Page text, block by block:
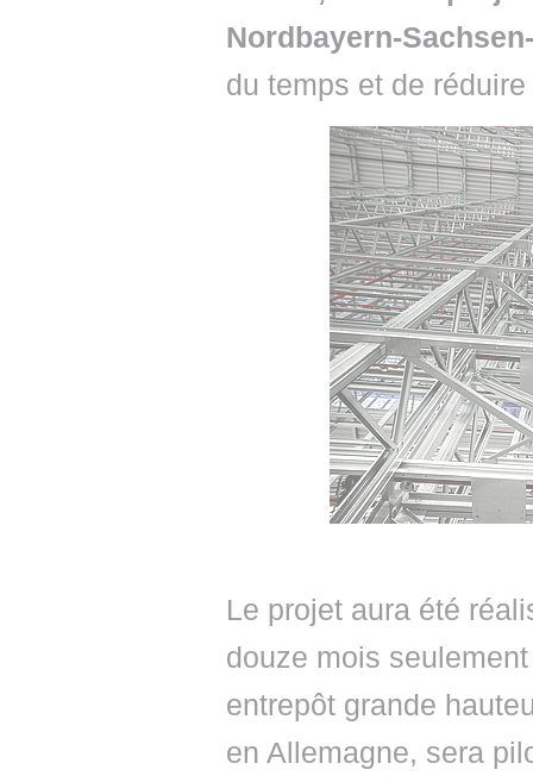
Nordbayern-
du temps et de
Le projet aura été
douze mois
entrepôt grande
en Allemagne, sera